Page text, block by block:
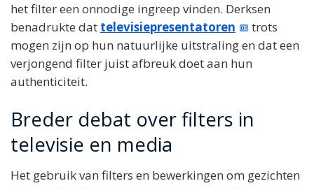
het filter een onnodige ingreep vinden. Derksen
benadrukte dat televisiepresentatoren
trots
mogen zijn op hun natuurlijke uitstraling en dat een
verjongend filter juist afbreuk doet aan hun
authenticiteit.
Breder debat over filters in
televisie en media
Het gebruik van filters en bewerkingen om gezichten